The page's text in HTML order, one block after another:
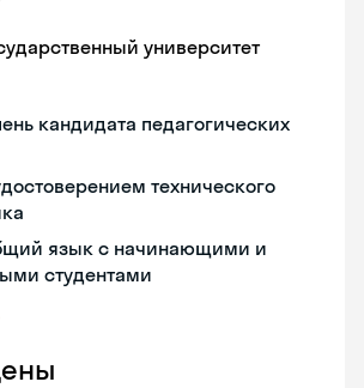
университет
кандидата педагогических
технического
язык с начинающими и
студентами